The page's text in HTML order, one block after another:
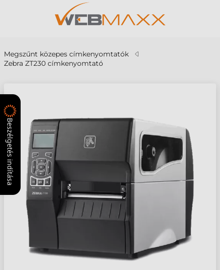
Megszűnt közepes címkenyomtatók
Zebra ZT230 címkenyomtató
Beszélgetés indítása